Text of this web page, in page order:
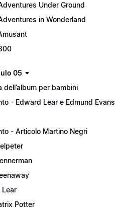
Under Ground
in Wonderland
05
per bambini
- Edward Lear e Edmund Evans
- Articolo Martino Negri
Lear
Potter